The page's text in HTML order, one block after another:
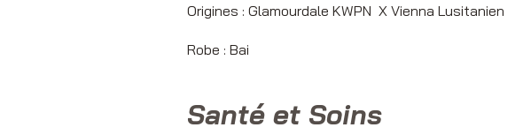
Origines : Glamourdale KWPN X Vienna Lusitanien
Robe : Bai
Santé et Soins